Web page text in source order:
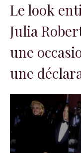
Le look
Julia
une
une